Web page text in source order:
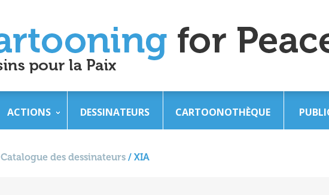
ACTIONS DESSINATEURS CARTOONOTHÈQUE
Catalogue des dessinateurs / XIA